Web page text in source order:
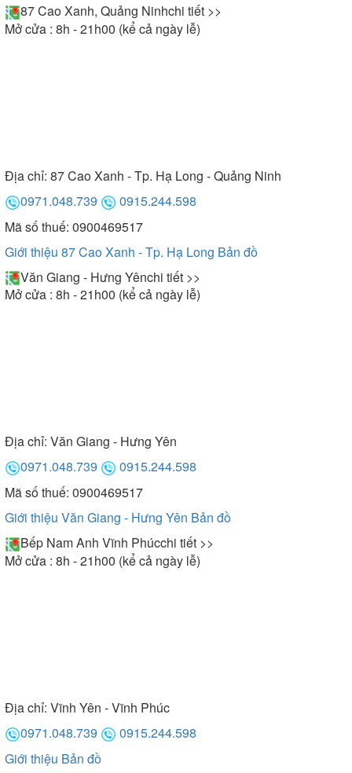
87 Cao Xanh, Quảng Ninhchi tiết >>
Mở cửa : 8h - 21h00 (kể cả ngày lễ)
Địa chỉ: 87 Cao Xanh - Tp. Hạ Long - Quảng Ninh
0971.048.739
0915.244.598
Mã số thuế: 0900469517
Giới thiệu 87 Cao Xanh - Tp. Hạ Long Bản đồ
Văn Giang - Hưng Yênchi tiết >>
Mở cửa : 8h - 21h00 (kể cả ngày lễ)
Địa chỉ: Văn Giang - Hưng Yên
0971.048.739
0915.244.598
Mã số thuế: 0900469517
Giới thiệu Văn Giang - Hưng Yên Bản đồ
Bếp Nam Anh Vĩnh Phúcchi tiết >>
Mở cửa : 8h - 21h00 (kể cả ngày lễ)
Địa chỉ: Vĩnh Yên - Vĩnh Phúc
0971.048.739
0915.244.598
Giới thiệu Bản đồ